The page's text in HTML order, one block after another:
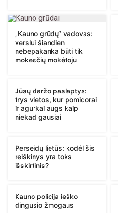
„Kauno grūdų“ vadovas:
verslui šiandien
nebepakanka būti tik
mokesčių mokėtoju
Jūsų daržo paslaptys:
trys vietos, kur pomidorai
ir agurkai augs kaip
niekad gausiai
Perseidų lietūs: kodėl šis
reiškinys yra toks
išskirtinis?
Kauno policija ieško
dingusio žmogaus